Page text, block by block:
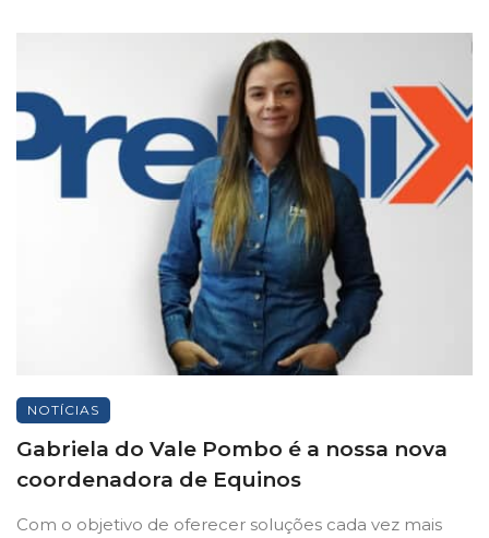
NOTÍCIAS
Gabriela do Vale Pombo é a nossa nova
coordenadora de Equinos
Com o objetivo de oferecer soluções cada vez mais